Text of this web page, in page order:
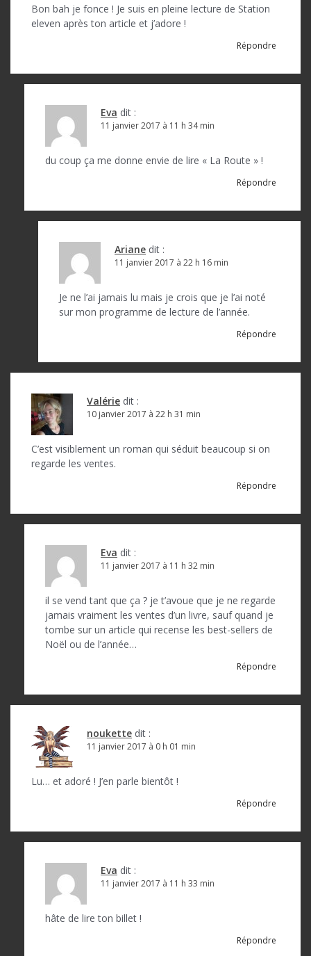
Bon bah je fonce ! Je suis en pleine lecture de Station
eleven après ton article et j’adore !
Répondre
Eva dit :
11 janvier 2017 à 11 h 34 min
du coup ça me donne envie de lire « La Route » !
Répondre
Ariane dit :
11 janvier 2017 à 22 h 16 min
Je ne l’ai jamais lu mais je crois que je l’ai noté
sur mon programme de lecture de l’année.
Répondre
Valérie dit :
10 janvier 2017 à 22 h 31 min
C’est visiblement un roman qui séduit beaucoup si on
regarde les ventes.
Répondre
Eva dit :
11 janvier 2017 à 11 h 32 min
il se vend tant que ça ? je t’avoue que je ne regarde
jamais vraiment les ventes d’un livre, sauf quand je
tombe sur un article qui recense les best-sellers de
Noël ou de l’année…
Répondre
noukette dit :
11 janvier 2017 à 0 h 01 min
Lu… et adoré ! J’en parle bientôt !
Répondre
Eva dit :
11 janvier 2017 à 11 h 33 min
hâte de lire ton billet !
Répondre